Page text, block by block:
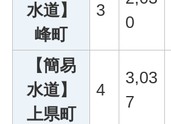
水道】
峰町
3
0
【簡易
水道】
上県町
4
3,03
7